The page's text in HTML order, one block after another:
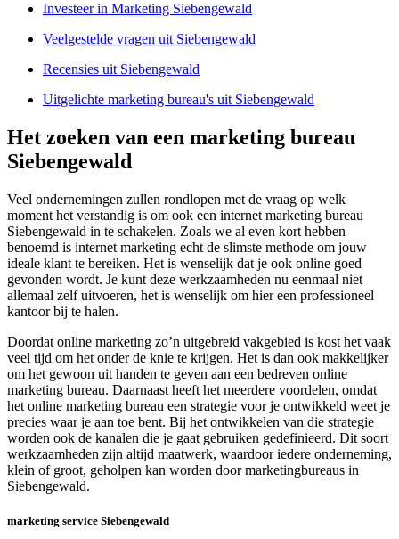
Investeer in Marketing Siebengewald
Veelgestelde vragen uit Siebengewald
Recensies uit Siebengewald
Uitgelichte marketing bureau's uit Siebengewald
Het zoeken van een marketing bureau
Siebengewald
Veel ondernemingen zullen rondlopen met de vraag op welk
moment het verstandig is om ook een internet marketing bureau
Siebengewald in te schakelen. Zoals we al even kort hebben
benoemd is internet marketing echt de slimste methode om jouw
ideale klant te bereiken. Het is wenselijk dat je ook online goed
gevonden wordt. Je kunt deze werkzaamheden nu eenmaal niet
allemaal zelf uitvoeren, het is wenselijk om hier een professioneel
kantoor bij te halen.
Doordat online marketing zo’n uitgebreid vakgebied is kost het vaak
veel tijd om het onder de knie te krijgen. Het is dan ook makkelijker
om het gewoon uit handen te geven aan een bedreven online
marketing bureau. Daarnaast heeft het meerdere voordelen, omdat
het online marketing bureau een strategie voor je ontwikkeld weet je
precies waar je aan toe bent. Bij het ontwikkelen van die strategie
worden ook de kanalen die je gaat gebruiken gedefinieerd. Dit soort
werkzaamheden zijn altijd maatwerk, waardoor iedere onderneming,
klein of groot, geholpen kan worden door marketingbureaus in
Siebengewald.
marketing service Siebengewald